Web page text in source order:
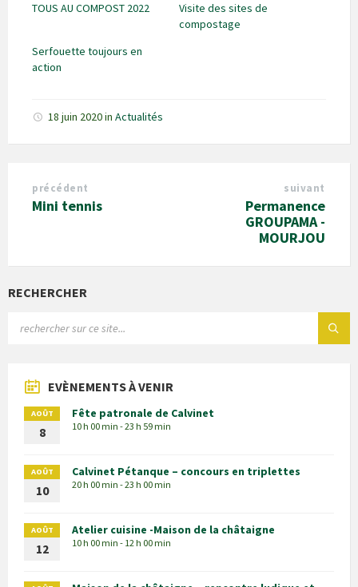
TOUS AU COMPOST 2022
Visite des sites de
compostage
Serfouette toujours en
action
18 juin 2020in Actualités
précédent
Mini tennis
suivant
Permanence
GROUPAMA -
MOURJOU
RECHERCHER
EVÈNEMENTS À VENIR
AOÛT
8
Fête patronale de Calvinet
10 h 00 min - 23 h 59 min
AOÛT
10
Calvinet Pétanque – concours en triplettes
20 h 00 min - 23 h 00 min
AOÛT
12
Atelier cuisine -Maison de la châtaigne
10 h 00 min - 12 h 00 min